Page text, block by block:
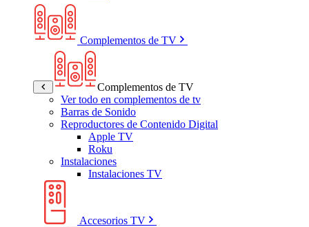
Complementos de TV
Complementos de TV
Ver todo en complementos de tv
Barras de Sonido
Reproductores de Contenido Digital
Apple TV
Roku
Instalaciones
Instalaciones TV
Accesorios TV